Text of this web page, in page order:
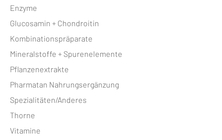
Enzyme
Glucosamin + Chondroitin
Kombinationspräparate
Mineralstoffe + Spurenelemente
Pflanzenextrakte
Pharmatan Nahrungsergänzung
Spezialitäten/Anderes
Thorne
Vitamine